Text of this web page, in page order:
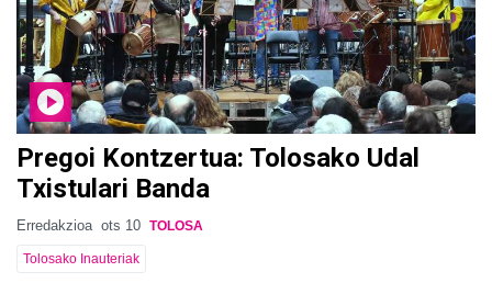
Pregoi Kontzertua: Tolosako Udal
Txistulari Banda
Erredakzioa ots 10 TOLOSA
Tolosako Inauteriak